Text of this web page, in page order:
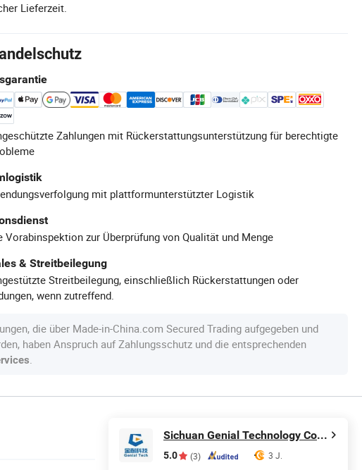
Lieferzeit.
Zahlungen mit Rückerstattungsunterstützung für berechtigte
mit plattformunterstützter Logistik
Vorabinspektion zur Überprüfung von Qualität und Menge
& Streitbeilegung
Streitbeilegung, einschließlich Rückerstattungen oder
wenn zutreffend.
die über Made-in-China.com Secured Trading aufgegeben und
haben Anspruch auf Zahlungsschutz und die entsprechenden
.
Sichuan Genial Technology Co., Ltd.
5.0 (3) 3 J.